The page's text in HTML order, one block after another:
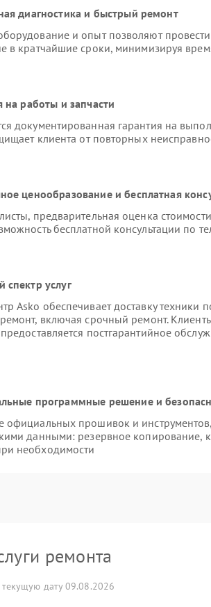
диагностика и быстрый ремонт
и опыт позволяют провести
в кратчайшие сроки, минимизируя
на работы и запчасти
документированная гарантия на
клиента от повторных
ценообразование и бесплатная
предварительная оценка
бесплатной консультации по
спектр услуг
Asko обеспечивает доставку техники
включая срочный ремонт.
постгарантийное
программные решение и
официальных прошивок и
данными: резервное копирование,
необходимости
ремонта
дату 09.08.2026